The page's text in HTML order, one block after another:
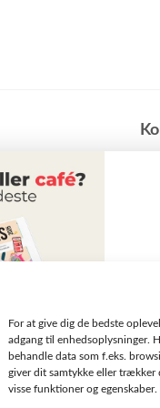
For at give dig de bedste
adgang til enhedsoplysninger.
behandle data som f.eks.
giver dit samtykke eller trækker
visse funktioner og egenskaber.